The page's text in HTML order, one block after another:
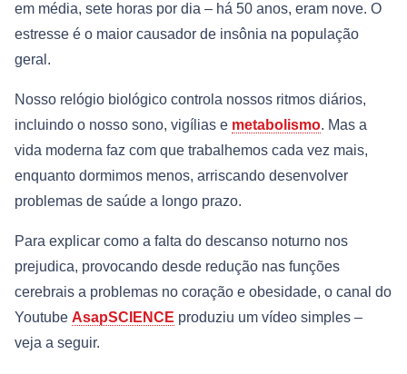
em média, sete horas por dia – há 50 anos, eram nove. O
estresse é o maior causador de insônia na população
geral.
Nosso relógio biológico controla nossos ritmos diários,
incluindo o nosso sono, vigílias e metabolismo. Mas a
vida moderna faz com que trabalhemos cada vez mais,
enquanto dormimos menos, arriscando desenvolver
problemas de saúde a longo prazo.
Para explicar como a falta do descanso noturno nos
prejudica, provocando desde redução nas funções
cerebrais a problemas no coração e obesidade, o canal do
Youtube AsapSCIENCE produziu um vídeo simples –
veja a seguir.